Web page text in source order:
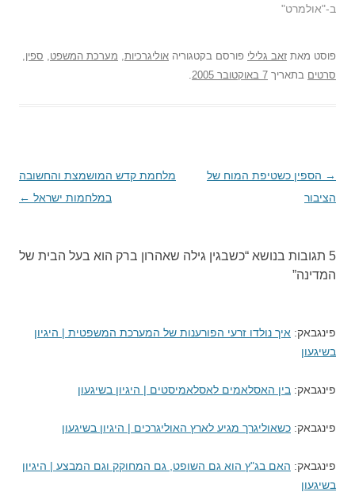
ב-"אולמרט"
פוסט מאת זאב גלילי פורסם בקטגוריה אוליגרכיות מערכת המשפט ספין
סרטים בתאריך 7 באוקטובר 2005
ניווט
בפוסטים
→ הספין כשטיפת המוח של
הציבור
מלחמת קדש המושמצת והחשובה
במלחמות ישראל ←
5 תגובות בנושא “
כשבגין גילה שאהרון ברק הוא בעל הבית של
המדינה”
פינגבאק: איך נולדו זרעי הפורענות של המערכת המשפטית | היגיון
בשיגעון
פינגבאק: בין האסלאמים לאסלאמיסטים | היגיון בשיגעון
פינגבאק: כשאוליגרך מגיע לארץ האוליגרכים | היגיון בשיגעון
פינגבאק: האם בג"ץ הוא גם השופט, גם המחוקק וגם המבצע | היגיון
בשיגעון